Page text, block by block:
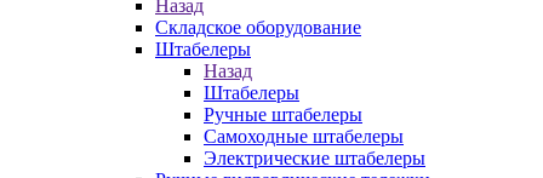
Назад
Складское оборудование
Штабелеры
Назад
Штабелеры
Ручные штабелеры
Самоходные штабелеры
Электрические штабелеры